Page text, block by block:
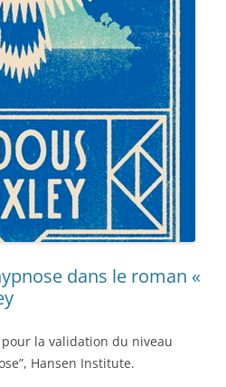
dans le roman «
pour la validation du niveau
Hansen Institute.